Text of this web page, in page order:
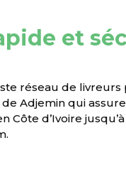
et
réseau de
Adjemin qui
Côte d’Ivoire